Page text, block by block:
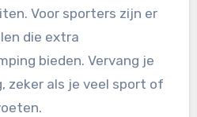
Voor sporters zijn er
die extra
bieden. Vervang je
zeker als je veel sport of